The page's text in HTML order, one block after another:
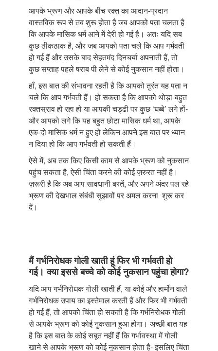
आपके भ्रूण और आपके बीच रक्त का आदान-प्रदान
वास्तविक रूप से तब शुरू होता है जब आपको पता चलता है
कि आपके मासिक धर्म आने में देरी हो गई है। अतः यदि सब
कुछ ठीकठाक है, और जब आपको पता चले कि आप गर्भवती
हो गई हैं और उसके बाद सेहतमंद दिनचर्या अपनाती हैं, तो
कुछ सप्ताह पहले षराब पी लेने से कोई नुकसान नहीं होता।
हाँ, इस बात की संभावना रहती है कि आपको तुरंत यह पता न
चले कि आप गर्भवती हैं। हो सकता है कि आपको थोड़ा-बहुत
रक्तस्राव हो रहा हो या आपकी चड्ढी पर कुछ ‘घब्बे’ लगे हों-
और आपको लगे कि यह बहुत छोटा मासिक धर्म था, आपके
एक-दो मासिक धर्म न हुए हों लेकिन आपने इस बात पर ध्यान
न दिया हो कि आप गर्भवती हो सकती हैं।
ऐसे में, अब तक किए किसी काम से आपके भ्रूण को नुकसान
पहुंच सकता है, ऐसी चिंता करने की कोई ज़रुरत नहीं है।
ज़रूरी है कि अब आप सावधानी बरतें, और अपने अंदर पल रहे
भ्रूण की देखभाल संबंधी सुझावों पर अमल करना शुरू कर
दें।
मैं गर्भनिरोधक गोली खाती हूं फिर भी गर्भवती हो
गई। क्या इससे बच्चे को कोई नुकसान पहुंचा होगा?
यदि आप गर्भनिरोधक गोली खाती हैं, या कोई और हार्मोन वाले
गर्भनिरोधक उपाय का इस्तेमाल करती हैं और फिर भी गर्भवती
हो गई हैं, तो आपको चिंता हो सकती है कि गर्भनिरोधक गोली
से आपके भ्रूण को कोई नुकसान हुआ होगा। अच्छी बात यह
है कि इस बात के कोई सबूत नहीं हैं कि गर्भावस्था में गोली
खाने से आपके भ्रूण को कोई नुकसान होता है- इसलिए चिंता